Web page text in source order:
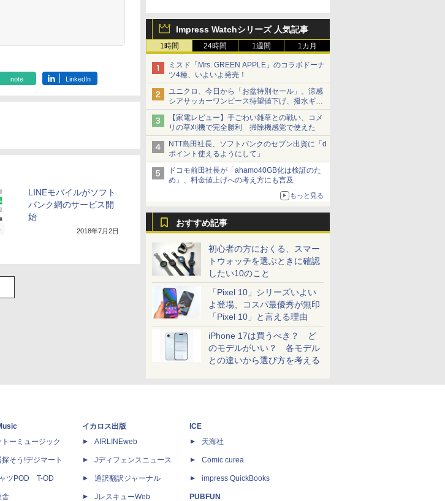
Impress Watchシリーズ 人気記事
1時間 24時間 1週間 1カ月
ミスド「Mrs. GREEN APPLE」のコラボドーナ
ツ4種、いよいよ発売！
ユニクロ、今日から「お盆特別セール」。涼感
シアサッカーワンピース待望値下げ、撥水ギア
ショーツは1990円に
【家電レビュー】手ごわい雑草との戦い、コメ
リの草刈機で完全勝利 掃除機感覚で使えた
NTT島田社長、ソフトバンクのセブン出資に「d
ポイント使えるようにして」
ドコモ前田社長が「ahamo40GB化は検証のた
め」、料金値上げへの考え方にも言及
もっと見る
おすすめ記事
初心者の方におくる、スマー
トウォッチを選ぶときに確認
したい10のこと
「Pixel 10」シリーズいよい
よ登場、コスパ最優秀が無印
「Pixel 10」と言える理由
iPhone 17は買うべき？ ど
のモデルがいい？ 各モデル
との違いから選び方を考える
note LinkedIn
LINEモバイルがソフト
バンク網のサービス開
始
2018年7月2日
トーミュージック
そう!デジマート
ツPOD T-OD
舎
イカロス出版
AIRLINEweb
Jディフェンスニュース
通訳翻訳ジャーナル
JレスキューWeb
ICE
天海社
Comic curea
impress QuickBooks
PUBFUN